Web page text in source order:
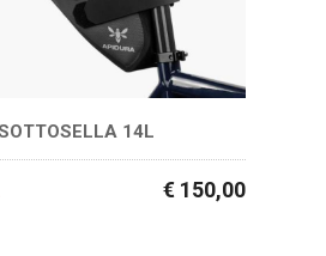
14L
€ 150,00